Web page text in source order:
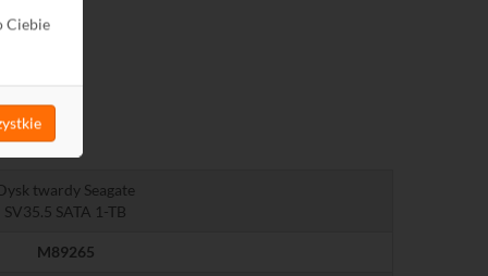
Ciebie
twardy Seagate
SV35.5 SATA 1-TB
M89265